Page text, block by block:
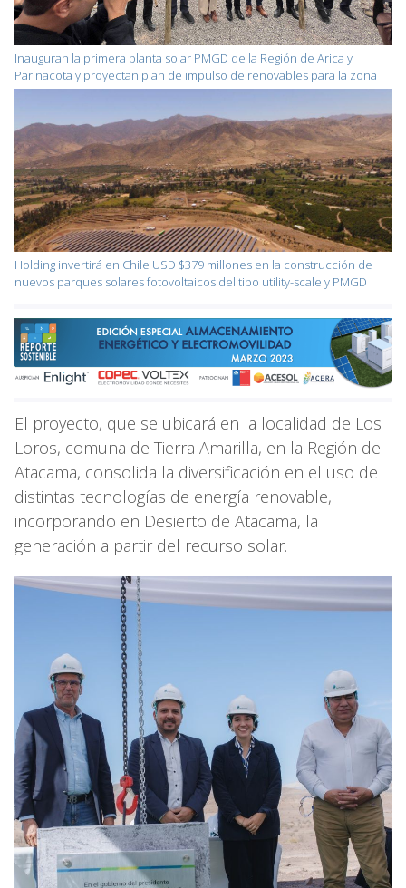
Inauguran la primera planta solar PMGD de la Región de Arica y
Parinacota y proyectan plan de impulso de renovables para la zona
Holding invertirá en Chile USD $379 millones en la construcción de
nuevos parques solares fotovoltaicos del tipo utility-scale y PMGD
El proyecto, que se ubicará en la localidad de Los
Loros, comuna de Tierra Amarilla, en la Región de
Atacama, consolida la diversificación en el uso de
distintas tecnologías de energía renovable,
incorporando en Desierto de Atacama, la
generación a partir del recurso solar.